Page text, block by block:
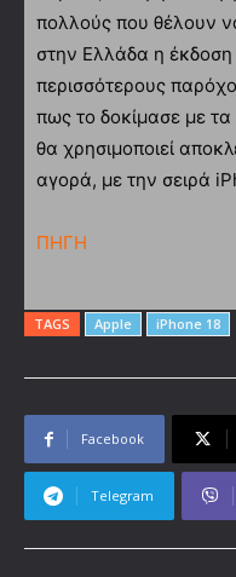
πολλούς που θέλουν
στην Ελλάδα η
περισσότερους
πως το δοκίμασε με
θα χρησιμοποιεί
αγορά, με την σειρά
ΠΗΓΗ
TAGS Apple iPhone 18
Facebook
Telegram